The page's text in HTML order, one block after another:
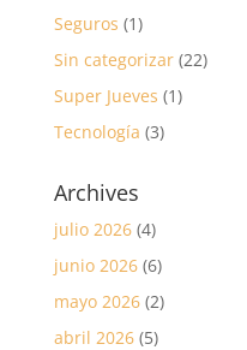
Seguros (1)
Sin categorizar(22)
Super Jueves (1)
Tecnología (3)
Archives
julio 2026(4)
junio 2026(6)
mayo 2026(2)
abril 2026(5)